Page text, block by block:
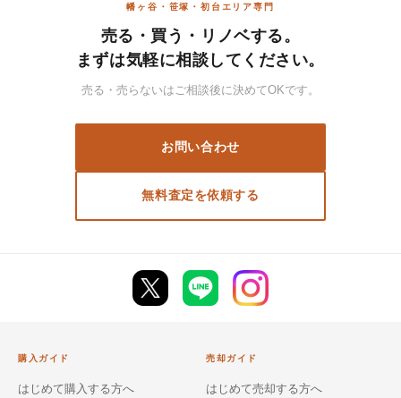
幡ヶ谷・笹塚・初台エリア専門
売る・買う・リノベする。
まずは気軽に相談してください。
売る・売らないはご相談後に決めてOKです。
お問い合わせ
無料査定を依頼する
購入ガイド
はじめて購入する方へ
売却ガイド
はじめて売却する方へ